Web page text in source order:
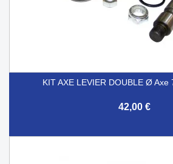
KIT AXE LEVIER DOUBLE Ø Axe
42,00 €